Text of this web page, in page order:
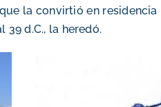
la convirtió en
39 d.C., la heredó.